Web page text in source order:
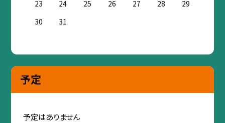
23
24 25 26 27 28
29
30
31
予定
予定はありません